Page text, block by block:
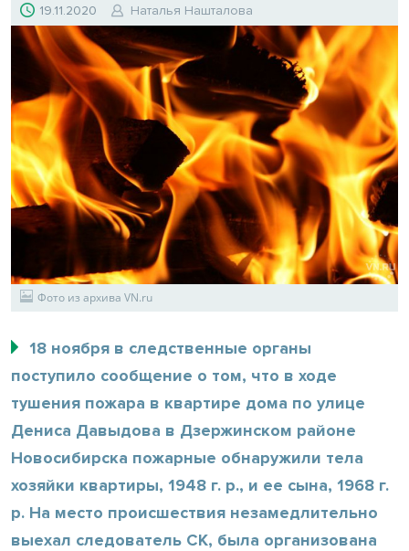
19.11.2020 Наталья Нашталова
Фото из архива VN.ru
18 ноября в следственные органы
поступило сообщение о том, что в ходе
тушения пожара в квартире дома по улице
Дениса Давыдова в Дзержинском районе
Новосибирска пожарные обнаружили тела
хозяйки квартиры, 1948 г. р., и ее сына, 1968 г.
р. На место происшествия незамедлительно
выехал следователь СК, была организована